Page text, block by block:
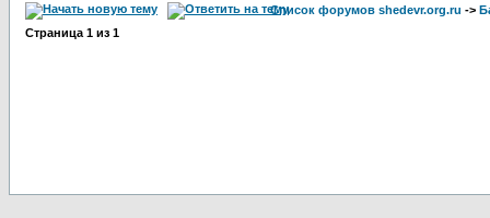
Список форумов shedevr.org.ru ->
Страница 1 из 1